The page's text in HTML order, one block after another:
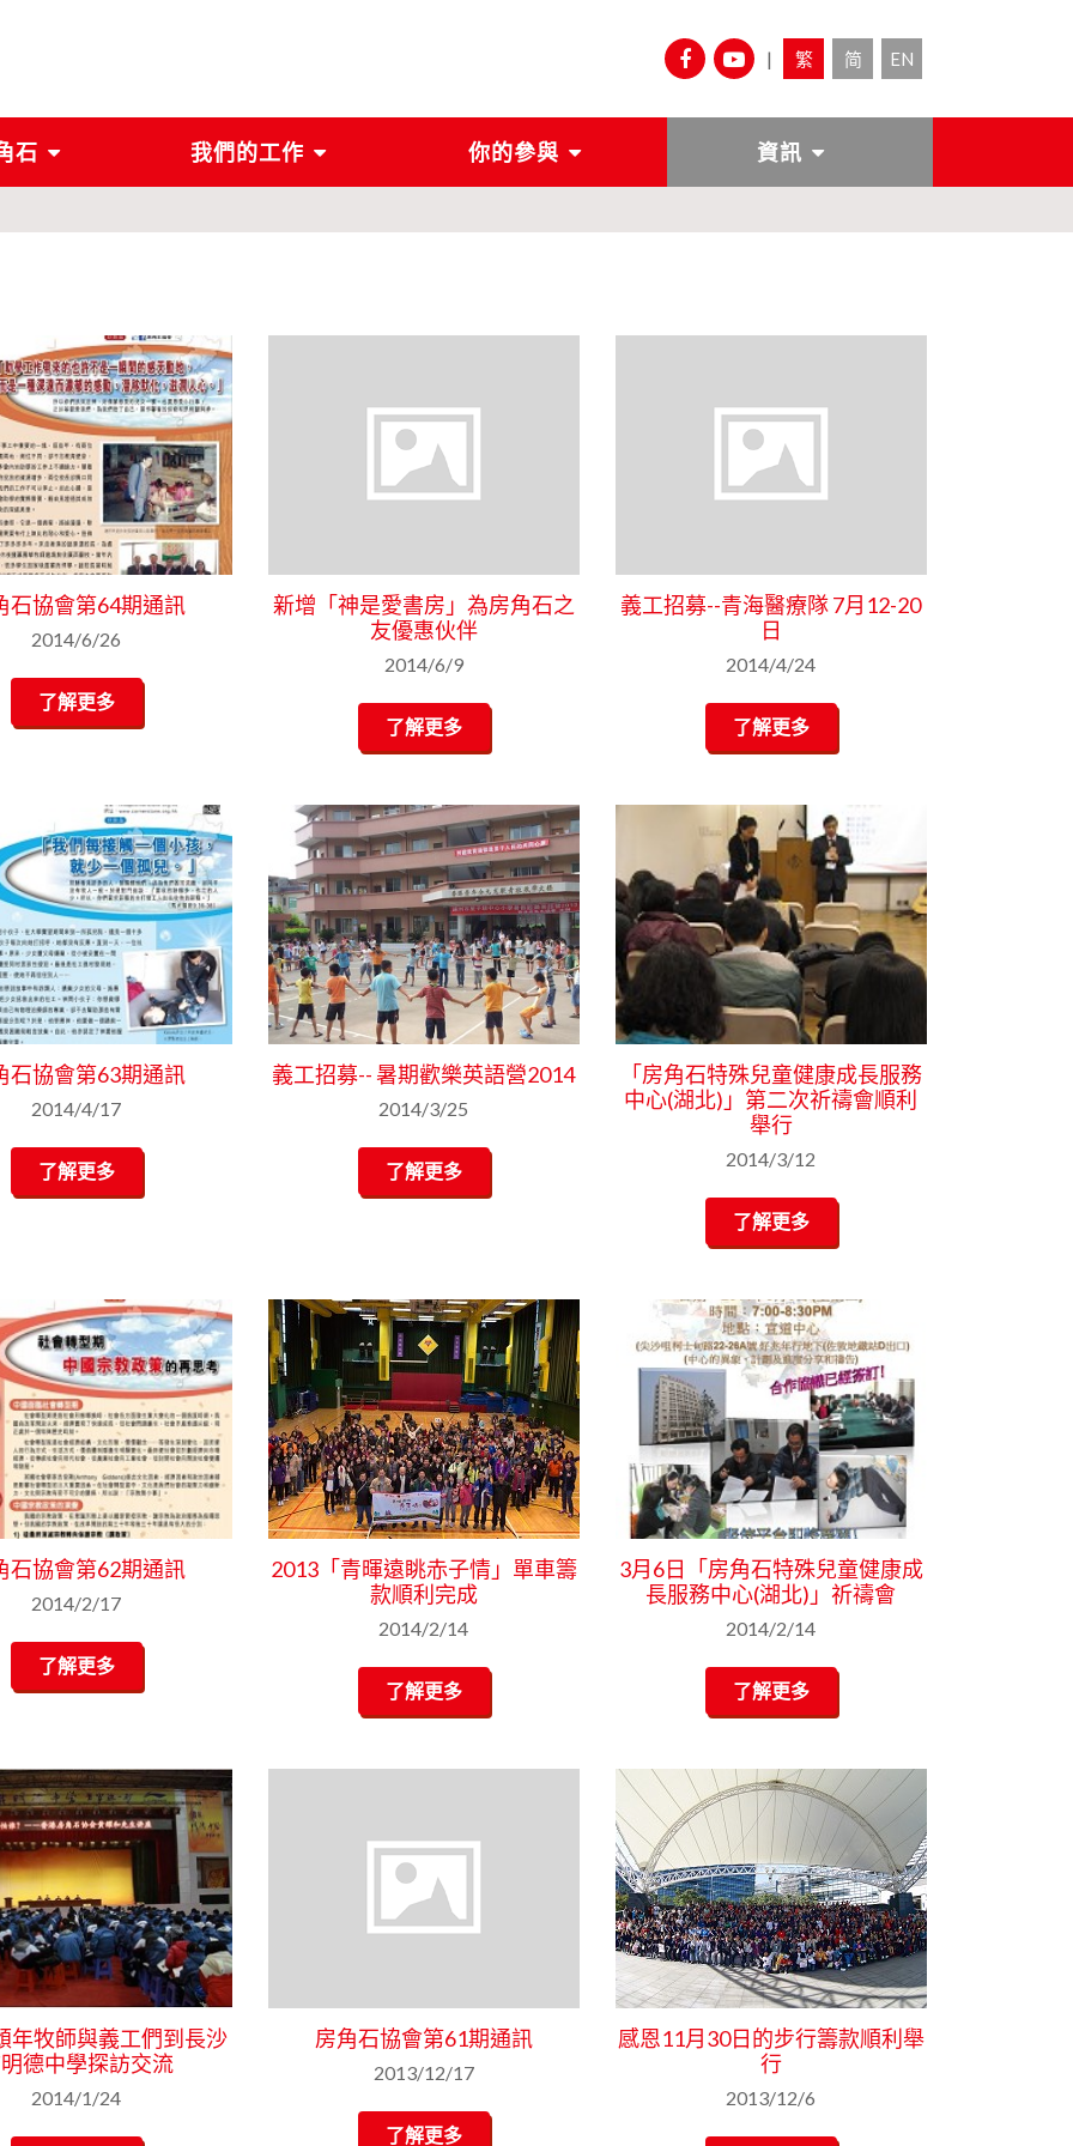
| 繁 简 EN
石 我們的工作 你的參與 資訊
石協會第64期通訊
2014/6/26
了解更多
新增「神是愛書房」為房角石之
友優惠伙伴
2014/6/9
了解更多
義工招募--青海醫療隊 7月12-20
日
2014/4/24
了解更多
石協會第63期通訊
2014/4/17
了解更多
義工招募-- 暑期歡樂英語營2014
2014/3/25
了解更多
「房角石特殊兒童健康成長服務
中心(湖北)」第二次祈禱會順利
舉行
2014/3/12
了解更多
石協會第62期通訊
2014/2/17
了解更多
2013「青暉遠眺赤子情」單車籌
款順利完成
2014/2/14
了解更多
3月6日「房角石特殊兒童健康成
長服務中心(湖北)」祈禱會
2014/2/14
了解更多
年牧師與義工們到長沙
德中學探訪交流
2014/1/24
房角石協會第61期通訊
2013/12/17
了解更多
感恩11月30日的步行籌款順利舉
行
2013/12/6